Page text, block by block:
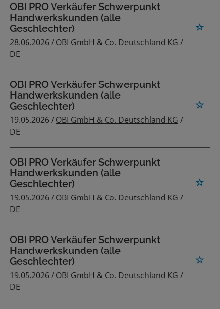
OBI PRO Verkäufer Schwerpunkt
Handwerkskunden (alle
Geschlechter)
28.06.2026 / OBI GmbH & Co. Deutschland KG /
DE
OBI PRO Verkäufer Schwerpunkt
Handwerkskunden (alle
Geschlechter)
19.05.2026 / OBI GmbH & Co. Deutschland KG /
DE
OBI PRO Verkäufer Schwerpunkt
Handwerkskunden (alle
Geschlechter)
19.05.2026 / OBI GmbH & Co. Deutschland KG /
DE
OBI PRO Verkäufer Schwerpunkt
Handwerkskunden (alle
Geschlechter)
19.05.2026 / OBI GmbH & Co. Deutschland KG /
DE